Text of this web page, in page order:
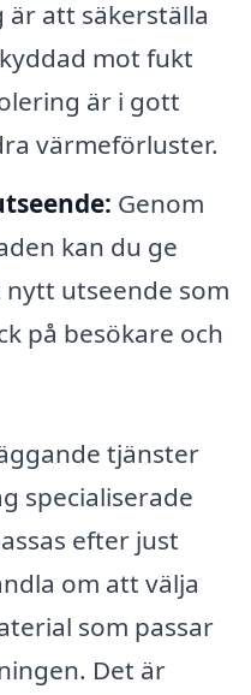
att säkerställa
mot fukt
är i gott
värmeförluster.
Genom
kan du ge
utseende som
på besökare och
tjänster
specialiserade
efter just
om att välja
som passar
Det är